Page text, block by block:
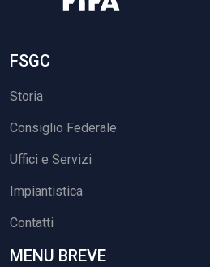
FSGC
Storia
Consiglio Federale
Uffici e Servizi
Impiantistica
Contatti
MENU BREVE